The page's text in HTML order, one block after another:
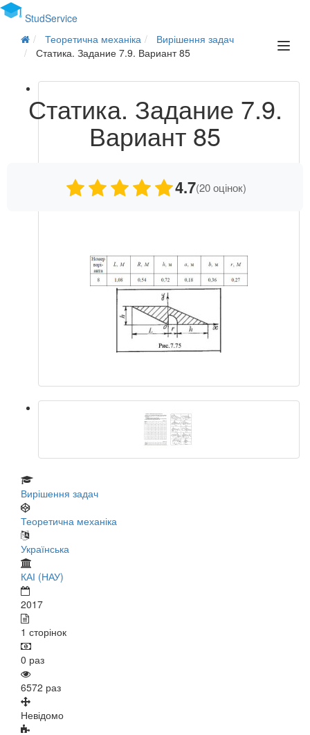
StudService
Теоретична механіка
Вирішення задач
Статика. Задание 7.9. Вариант 85
Статика. Задание 7.9.
Вариант 85
4.7(20 оцінок)
Вирішення задач
Теоретична механіка
Українська
КАІ (НАУ)
2017
1 сторінок
0 раз
6572 раз
Невідомо